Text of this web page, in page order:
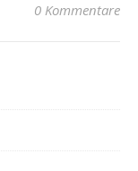
0 Kommentare